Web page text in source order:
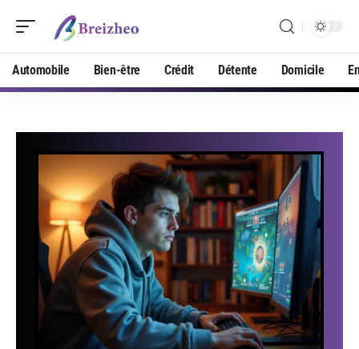
Automobile Bien-être Crédit Détente Domicile